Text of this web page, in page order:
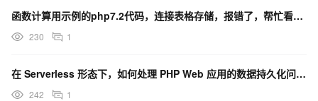
函数计算用示例的php7.2代码，连接表格存储，报错了，帮忙看下是什么问题？
230 1
在 Serverless 形态下，如何处理 PHP Web 应用的数据持久化问题？
242 1